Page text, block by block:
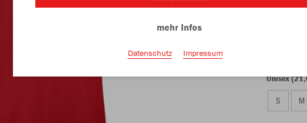
Unisex
S M
mehr Infos
Datenschutz Impressum